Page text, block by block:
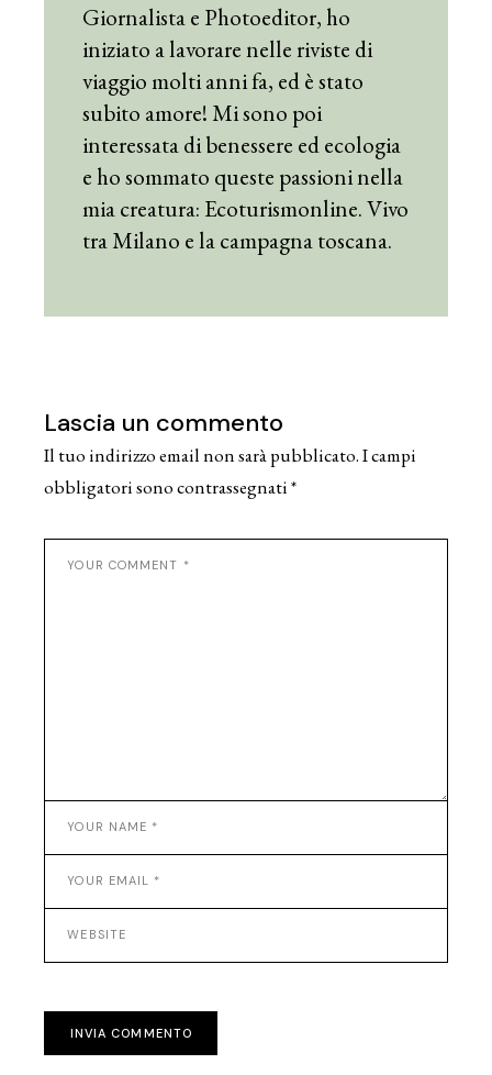
Giornalista e Photoeditor, ho
iniziato a lavorare nelle riviste di
viaggio molti anni fa, ed è stato
subito amore! Mi sono poi
interessata di benessere ed ecologia
e ho sommato queste passioni nella
mia creatura: Ecoturismonline. Vivo
tra Milano e la campagna toscana.
Lascia un commento
Il tuo indirizzo email non sarà pubblicato.I campi
obbligatori sono contrassegnati*
INVIA COMMENTO